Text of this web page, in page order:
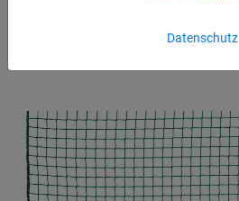
Datenschutz